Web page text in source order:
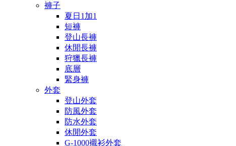
褲子
夏日1加1
短褲
登山長褲
休閒長褲
狩獵長褲
底層
緊身褲
外套
登山外套
防風外套
防水外套
休閒外套
G-1000襯衫外套